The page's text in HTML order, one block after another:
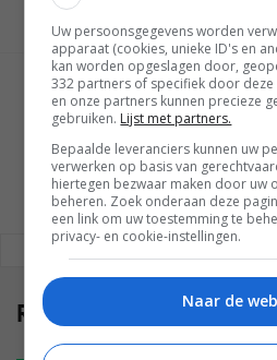
MARTIJN
REAGEREN
Reacties
Uw persoonsgegevens worden
apparaat (cookies, unieke ID's en
kan worden opgeslagen door,
332 partners of specifiek door
en onze partners kunnen precieze
gebruiken. Lijst met partners.
Bepaalde leveranciers kunnen uw
verwerken op basis van
hiertegen bezwaar maken door uw
beheren. Zoek onderaan deze
een link om uw toestemming te
privacy- en cookie-instellingen.
Naar de